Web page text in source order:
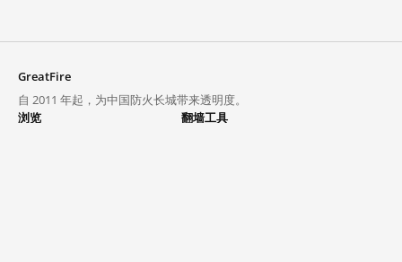
GreatFire
自 2011 年起，为中国防火长城带来透明度。
浏览
翻墙工具